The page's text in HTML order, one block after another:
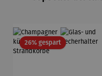
26% gespartRabatt